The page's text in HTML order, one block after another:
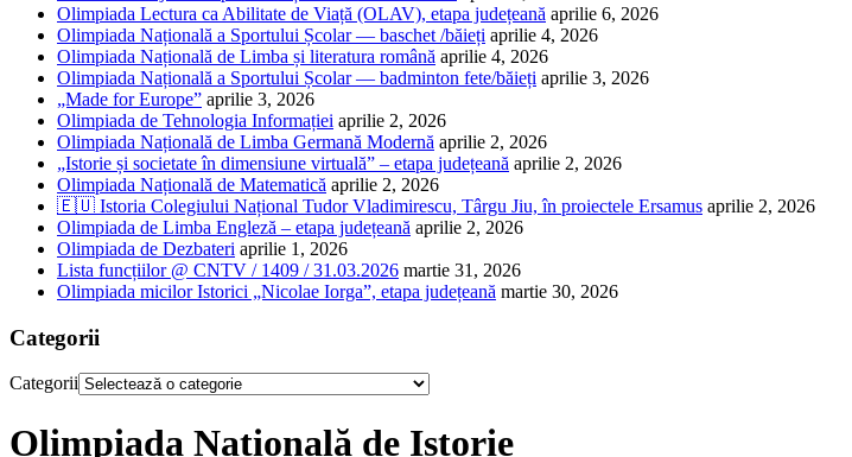
Olimpiada Lectura ca Abilitate de Viață (OLAV), etapa județeană aprilie 6, 2026
Olimpiada Națională a Sportului Școlar — baschet /băieți aprilie 4, 2026
Olimpiada Națională de Limba și literatura română aprilie 4, 2026
Olimpiada Națională a Sportului Școlar — badminton fete/băieți aprilie 3, 2026
„Made for Europe” aprilie 3, 2026
Olimpiada de Tehnologia Informației aprilie 2, 2026
Olimpiada Națională de Limba Germană Modernă aprilie 2, 2026
„Istorie și societate în dimensiune virtuală” – etapa județeană aprilie 2, 2026
Olimpiada Națională de Matematică aprilie 2, 2026
🇪🇺 Istoria Colegiului Național Tudor Vladimirescu, Târgu Jiu, în proiectele Ersamus aprilie 2, 2026
Olimpiada de Limba Engleză – etapa județeană aprilie 2, 2026
Olimpiada de Dezbateri aprilie 1, 2026
Lista funcțiilor @ CNTV / 1409 / 31.03.2026 martie 31, 2026
Olimpiada micilor Istorici „Nicolae Iorga”, etapa județeană martie 30, 2026
Categorii
Categorii
Olimpiada Națională de Istorie